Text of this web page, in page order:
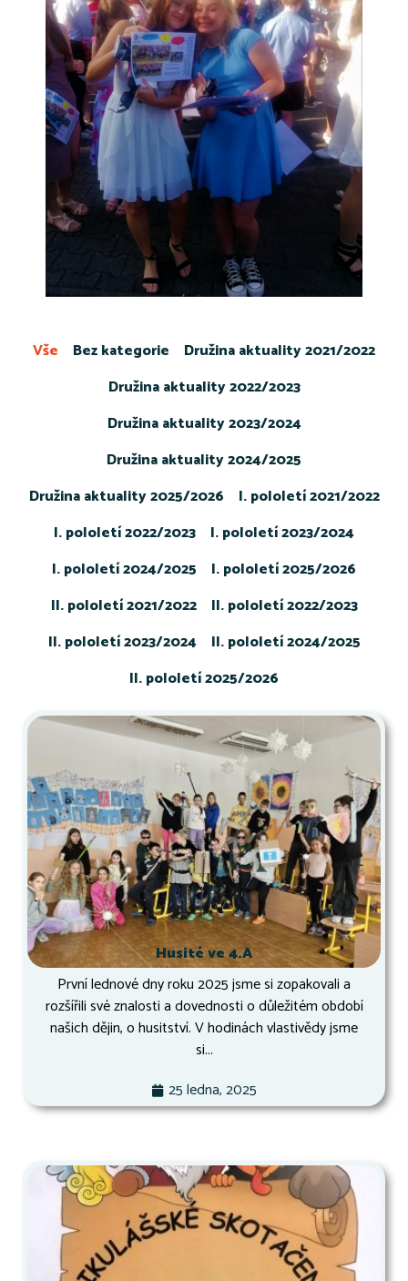
Bez kategorie
Družina aktuality 2021/2022
Družina aktuality 2022/2023
Družina aktuality 2023/2024
Družina aktuality 2024/2025
Družina aktuality 2025/2026
I. pololetí 2021/2022
I. pololetí 2022/2023
I. pololetí 2023/2024
I. pololetí 2024/2025
I. pololetí 2025/2026
II. pololetí 2021/2022
II. pololetí 2022/2023
II. pololetí 2023/2024
II. pololetí 2024/2025
II. pololetí 2025/2026
Vše
Husité ve 4.A
První lednové dny roku 2025 jsme si zopakovali a
rozšířili své znalosti a dovednosti o důležitém období
našich dějin, o husitství. V hodinách vlastivědy jsme
si...
25 ledna, 2025